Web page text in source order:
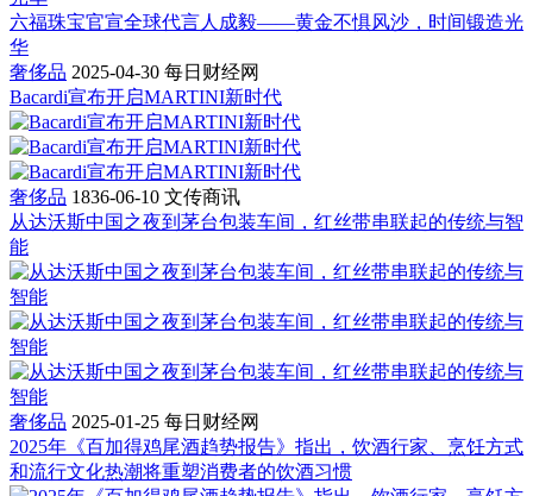
六福珠宝官宣全球代言人成毅——黄金不惧风沙，时间锻造光
华
奢侈品 2025-04-30 每日财经网
Bacardi宣布开启MARTINI新时代
奢侈品 1836-06-10 文传商讯
从达沃斯中国之夜到茅台包装车间，红丝带串联起的传统与智
能
奢侈品 2025-01-25 每日财经网
2025年《百加得鸡尾酒趋势报告》指出，饮酒行家、烹饪方式
和流行文化热潮将重塑消费者的饮酒习惯